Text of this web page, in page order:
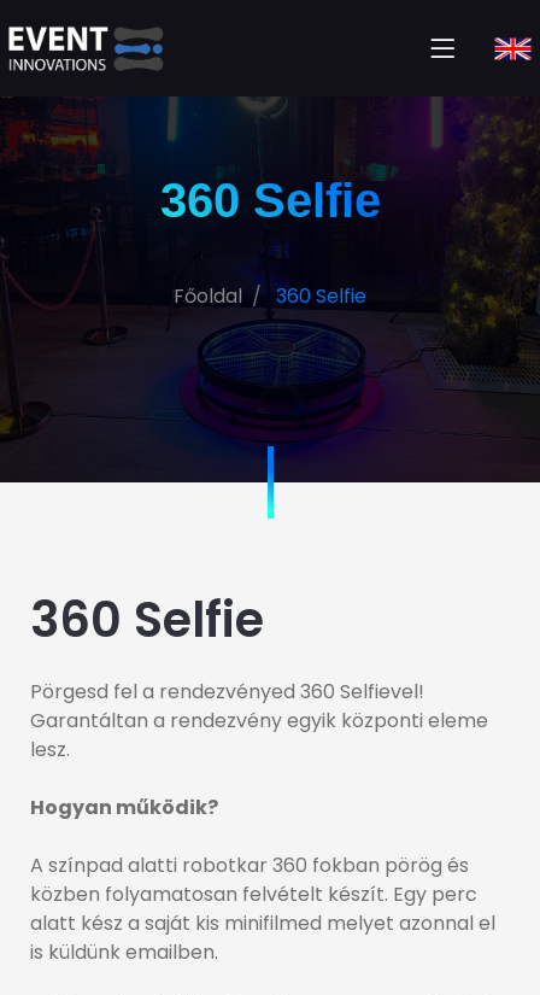
360 Selfie
Főoldal 360 Selfie
360 Selfie
Pörgesd fel a rendezvényed 360 Selfievel!
Garantáltan a rendezvény egyik központi eleme
lesz.
Hogyan működik?
A színpad alatti robotkar 360 fokban pörög és
közben folyamatosan felvételt készít. Egy perc
alatt kész a saját kis minifilmed melyet azonnal el
is küldünk emailben.